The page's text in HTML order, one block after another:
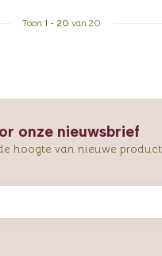
Toon 1 - 20 van 20
onze nieuwsbrief
hoogte van nieuwe